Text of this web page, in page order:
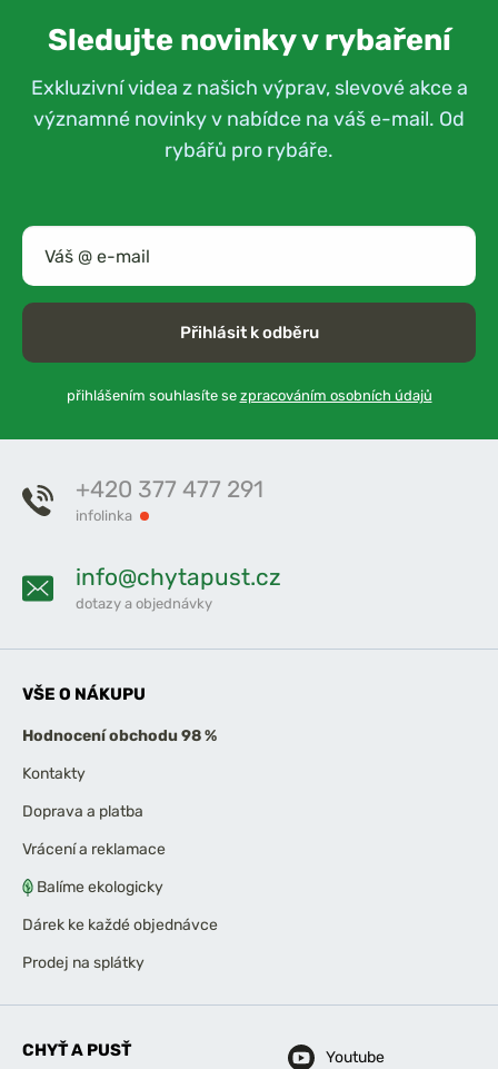
Sledujte novinky v rybaření
Exkluzivní videa z našich výprav, slevové akce a
významné novinky v nabídce na váš e-mail. Od
rybářů pro rybáře.
Přihlásit k odběru
přihlášením souhlasíte se zpracováním osobních údajů
+420 377 477 291
infolinka
info@chytapust.cz
dotazy a objednávky
VŠE O NÁKUPU
Hodnocení obchodu 98 %
Kontakty
Doprava a platba
Vrácení a reklamace
Balíme ekologicky
Dárek ke každé objednávce
Prodej na splátky
CHYŤ A PUSŤ
Youtube